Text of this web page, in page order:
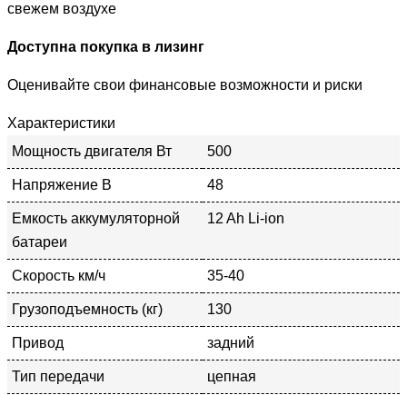
свежем воздухе
Доступна покупка в лизинг
Оценивайте свои финансовые возможности и риски
Характеристики
Мощность двигателя Вт
500
Напряжение В 48
Емкость аккумуляторной
батареи
12 Ah Li-ion
Скорость км/ч 35-40
Грузоподъемность (кг) 130
Привод задний
Тип передачи цепная